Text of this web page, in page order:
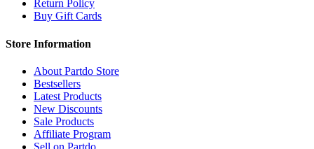
Return Policy
Buy Gift Cards
Store Information
About Partdo Store
Bestsellers
Latest Products
New Discounts
Sale Products
Affiliate Program
Sell on Partdo